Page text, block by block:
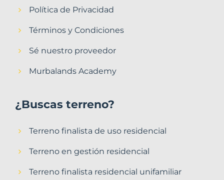
Política de Privacidad
Términos y Condiciones
Sé nuestro proveedor
Murbalands Academy
¿Buscas terreno?
Terreno finalista de uso residencial
Terreno en gestión residencial
Terreno finalista residencial unifamiliar